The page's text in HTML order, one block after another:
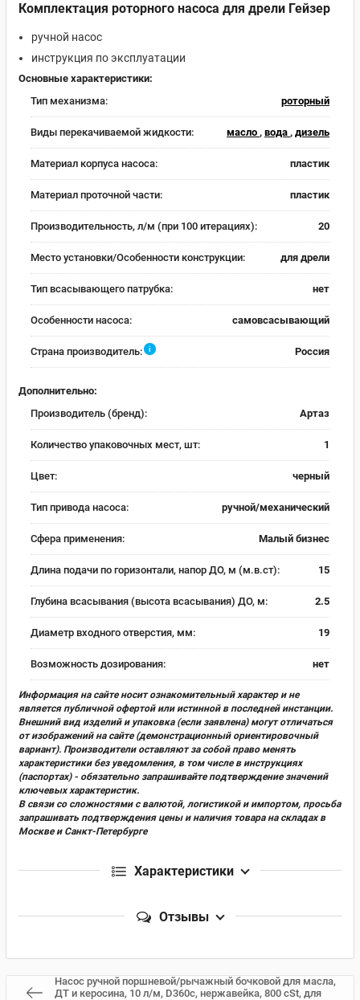
Комплектация роторного насоса для дрели Гейзер
ручной насос
инструкция по эксплуатации
Основные характеристики:
Тип механизма:
роторный
Виды перекачиваемой жидкости: масло , вода , дизель
Материал корпуса насоса: пластик
Материал проточной части: пластик
Производительность, л/м (при 100 итерациях): 20
Место установки/Особенности конструкции: для дрели
Тип всасывающего патрубка: нет
Особенности насоса: самовсасывающий
Страна производитель: i Россия
Дополнительно:
Производитель (бренд):
Артаз
Количество упаковочных мест, шт: 1
Цвет: черный
Тип привода насоса: ручной/механический
Сфера применения: Малый бизнес
Длина подачи по горизонтали, напор ДО, м (м.в.ст): 15
Глубина всасывания (высота всасывания) ДО, м: 2.5
Диаметр входного отверстия, мм: 19
Возможность дозирования: нет
Информация на сайте носит ознакомительный характер и не
является публичной офертой или истинной в последней инстанции.
Внешний вид изделий и упаковка (если заявлена) могут отличаться
от изображений на сайте (демонстрационный ориентировочный
вариант). Производители оставляют за собой право менять
характеристики без уведомления, в том числе в инструкциях
(паспортах) - обязательно запрашивайте подтверждение значений
ключевых характеристик.
В связи со сложностями с валютой, логистикой и импортом, просьба
запрашивать подтверждения цены и наличия товара на складах в
Москве и Санкт-Петербурге
Характеристики
Отзывы
Насос ручной поршневой/рычажный бочковой для масла,
ДТ и керосина, 10 л/м, D360c, нержавейка, 800 cSt, для